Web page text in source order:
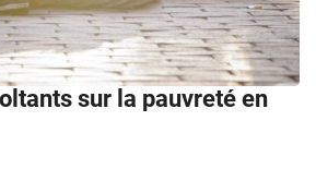
sur la pauvreté en